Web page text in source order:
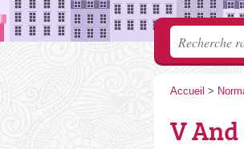
Accueil >
V And